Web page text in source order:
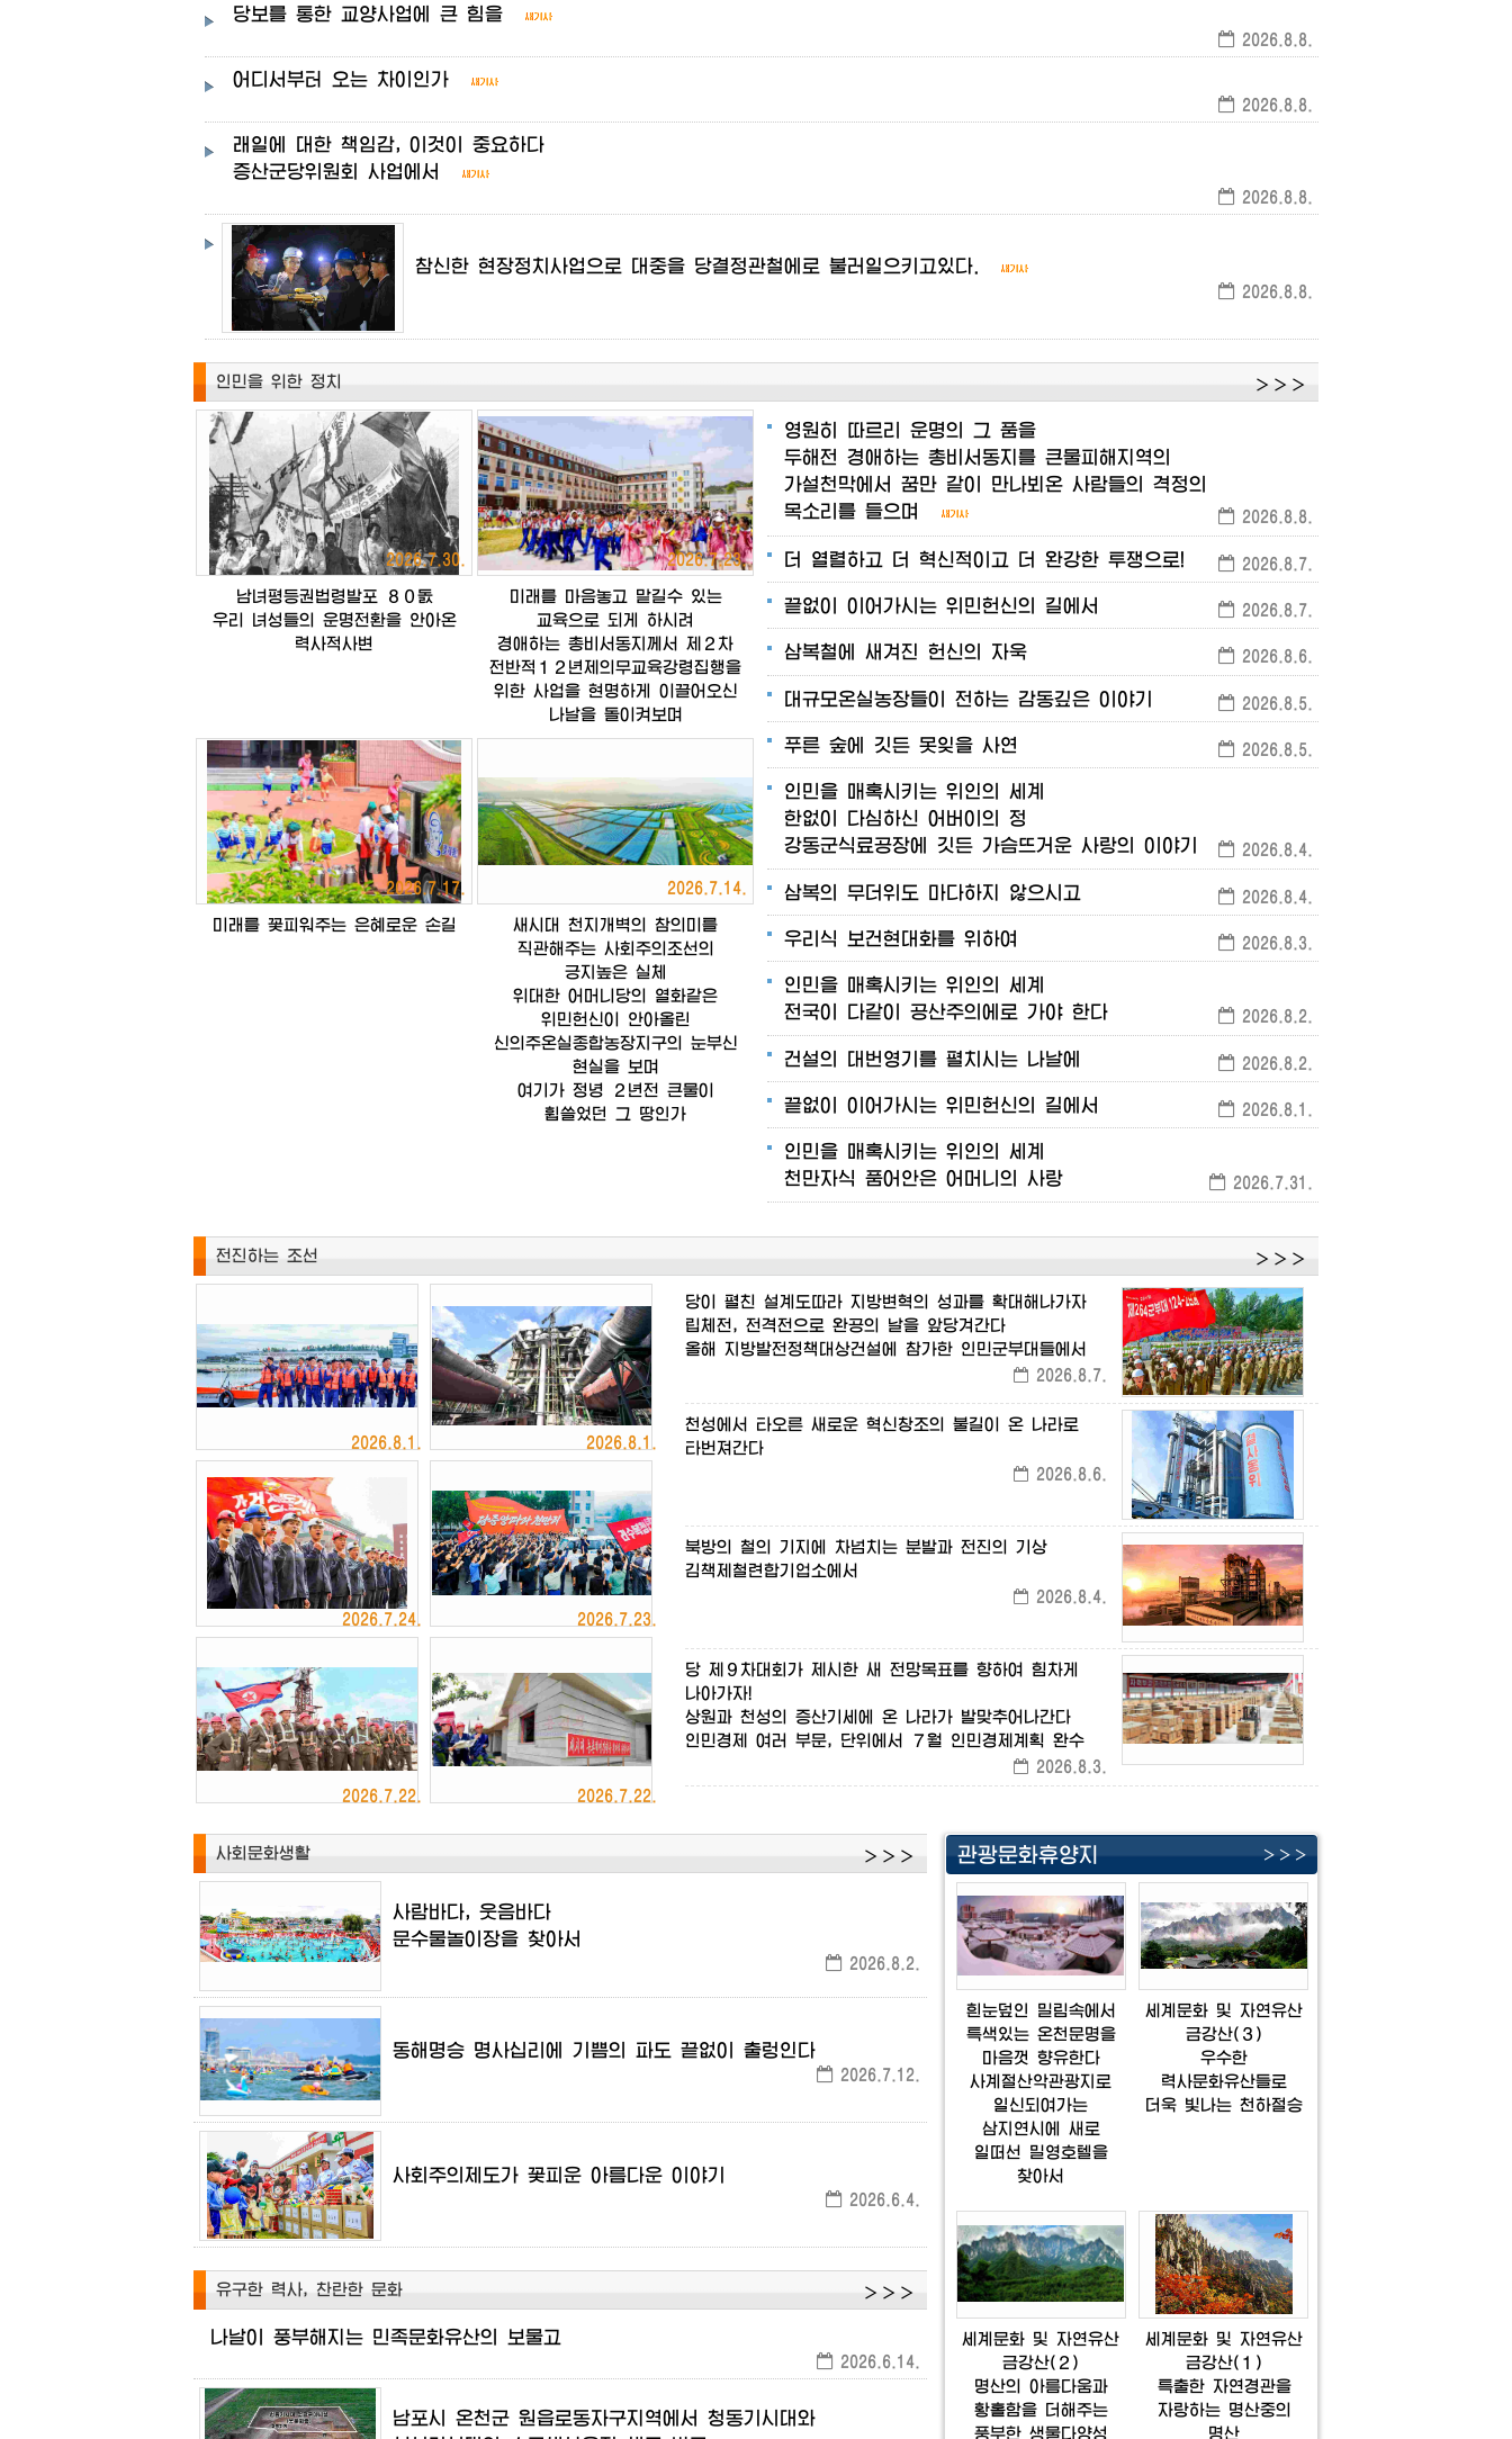
당보를 통한 교양사업에 큰 힘을
2026.8.8.
어디서부터 오는 차이인가
2026.8.8.
래일에 대한 책임감, 이것이
중요하다
증산군당위원회
사업에서
2026.8.8.
참신한 현장정치사업으로 대중을 당결정관철에로 불러일으키고있다.
2026.8.8.
인민을 위한 정치 ＞＞＞
2026.7.30.
남녀평등권법령발포
８０돐
우리
녀성들의 운명전환을 안아온
력사적사변
2026.7.23.
미래를 마음놓고 맡길수 있는
교육으로 되게
하시려
경애하는 총비서동지께서
제２차
전반적１２년제의무교육강령집행을
위한 사업을 현명하게
이끌어오신
나날을 돌이켜보며
2026.7.17.
미래를 꽃피워주는 은혜로운 손길
2026.7.14.
새시대 천지개벽의
참의미를
직관해주는 사회주의조선의
긍지높은 실체
위대한 어머니당의
열화같은
위민헌신이
안아올린
신의주온실종합농장지구의
눈부신
현실을 보며
여기가 정녕 ２년전 큰물이
휩쓸었던
그 땅인가
영원히 따르리 운명의 그 품을
두해전 경애하는 총비서동지를 큰물피해지역의
가설천막에서
꿈만 같이 만나뵈온 사람들의
격정의
목소리를 들으며 2026.8.8.
더 열렬하고 더 혁신적이고 더 완강한 투쟁으로! 2026.8.7.
끝없이 이어가시는 위민헌신의 길에서 2026.8.7.
삼복철에 새겨진 헌신의 자욱 2026.8.6.
대규모온실농장들이 전하는 감동깊은 이야기 2026.8.5.
푸른 숲에 깃든 못잊을 사연 2026.8.5.
인민을 매혹시키는 위인의
세계
한없이
다심하신 어버이의
정
강동군식료공장에
깃든 가슴뜨거운 사랑의 이야기 2026.8.4.
삼복의 무더위도 마다하지 않으시고 2026.8.4.
우리식 보건현대화를 위하여 2026.8.3.
인민을 매혹시키는 위인의
세계
전국이
다같이 공산주의에로 가야 한다 2026.8.2.
건설의 대번영기를 펼치시는 나날에 2026.8.2.
끝없이 이어가시는 위민헌신의 길에서 2026.8.1.
인민을 매혹시키는 위인의
세계
천만자식 품어안은 어머니의 사랑 2026.7.31.
전진하는 조선 ＞＞＞
2026.8.1. 2026.8.1.
2026.7.24. 2026.7.23.
2026.7.22. 2026.7.22.
당이 펼친 설계도따라 지방변혁의 성과를 확대해나가자
립체전, 전격전으로 완공의 날을 앞당겨간다
올해 지방발전정책대상건설에 참가한 인민군부대들에서
2026.8.7.
천성에서 타오른 새로운 혁신창조의 불길이 온 나라로
타번져간다
2026.8.6.
북방의 철의 기지에 차넘치는 분발과 전진의
기상
김책제철련합기업소에서
2026.8.4.
당 제９차대회가 제시한 새 전망목표를 향하여 힘차게
나아가자!
상원과 천성의 증산기세에 온 나라가 발맞추어나간다
인민경제 여러 부문, 단위에서 ７월 인민경제계획 완수
2026.8.3.
사회문화생활 ＞＞＞
사람바다, 웃음바다
문수물놀이장을 찾아서
2026.8.2.
동해명승 명사십리에 기쁨의 파도 끝없이 출렁인다
2026.7.12.
사회주의제도가 꽃피운 아름다운 이야기
2026.6.4.
유구한 력사, 찬란한 문화 ＞＞＞
나날이 풍부해지는 민족문화유산의 보물고
2026.6.14.
남포시 온천군 원읍로동자구지역에서
청동기시대와
관광문화휴양지 ＞＞＞
흰눈덮인
밀림속에서
특색있는 온천문명을
마음껏 향유한다
사계절산악관광지로
일신되여가는
삼지연시에
새로
일떠선
밀영호텔을
찾아서
세계문화 및 자연유산
금강산(３)
우수한
력사문화유산들로
더욱 빛나는 천하절승
세계문화 및 자연유산
금강산(２)
명산의 아름다움과
황홀함을 더해주는
풍부한 생물다양성
세계문화 및 자연유산
금강산(１)
특출한 자연경관을
자랑하는 명산중의
명산